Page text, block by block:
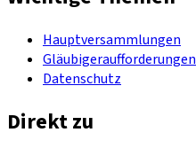
Hauptversammlungen
Gläubigeraufforderungen
Datenschutz
Direkt zu